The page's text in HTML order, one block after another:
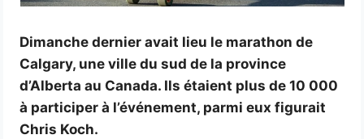
Dimanche dernier avait lieu le marathon de
Calgary, une ville du sud de la province
d’Alberta au Canada. Ils étaient plus de 10 000
à participer à l’événement, parmi eux figurait
Chris Koch.